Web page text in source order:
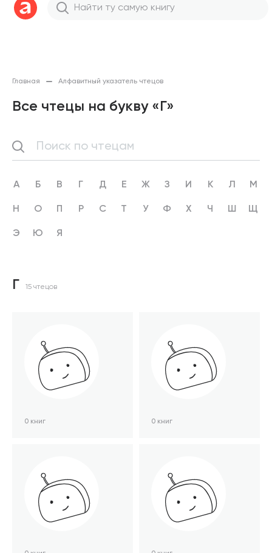
Главная Алфавитный указатель чтецов
Все чтецы на букву «Г»
А Б В Г Д Е Ж З И К Л М
Н О П Р С Т У Ф Х Ч Ш Щ
Э Ю Я
Г 15 чтецов
0 книг 0 книг